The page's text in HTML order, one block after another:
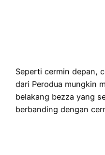
Seperti cermin depan,
dari Perodua mungkin
belakang bezza yang
berbanding dengan